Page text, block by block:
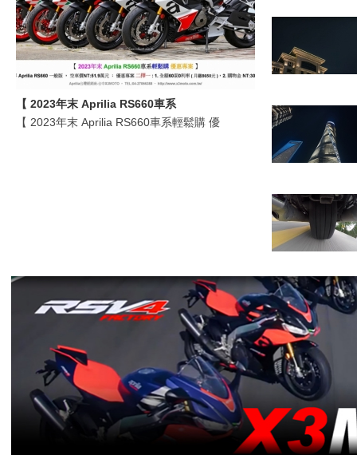
【 2023年末 Aprilia RS660車系
【 2023年末 Aprilia RS660車系輕鬆購 優